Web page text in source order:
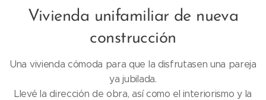
Vivienda unifamiliar de nueva
construcción
Una vivienda cómoda para que la disfrutasen una pareja
ya jubilada.
Llevé la dirección de obra, así como el interiorismo y la